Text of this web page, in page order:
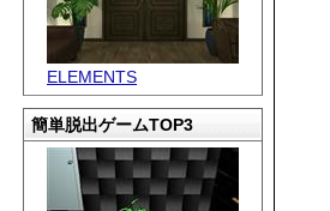
ELEMENTS
簡単脱出ゲームTOP3